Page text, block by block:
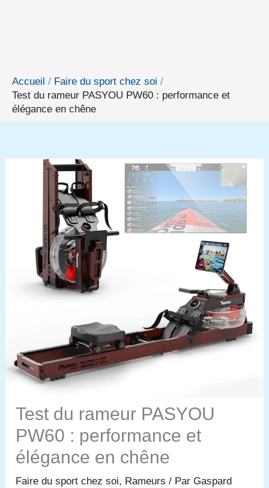
Accueil
Faire du sport chez soi
Test du rameur PASYOU PW60 : performance et
élégance en chêne
Test du rameur PASYOU
PW60 : performance et
élégance en chêne
Faire du sport chez soi, Rameurs / ParGaspard